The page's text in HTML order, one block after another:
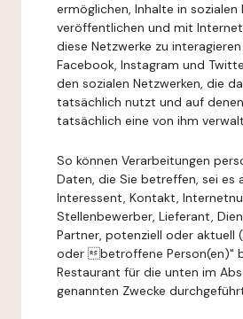
ermöglichen, Inhalte in sozialen
veröffentlichen und mit
diese Netzwerke zu
Facebook, Instagram und
den sozialen Netzwerken, die
tatsächlich nutzt und auf
tatsächlich eine von ihm
So können Verarbeitungen
Daten, die Sie betreffen, sei es
Interessent, Kontakt,
Stellenbewerber, Lieferant,
Partner, potenziell oder aktuell
oder betroffene Person(en)"
Restaurant für die unten im
genannten Zwecke